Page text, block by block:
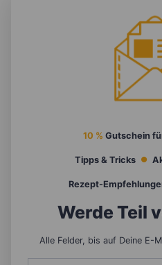
10 % Gutschein
Tipps & Tricks
Rezept-
Werde Teil
Alle Felder, bis auf Deine E-